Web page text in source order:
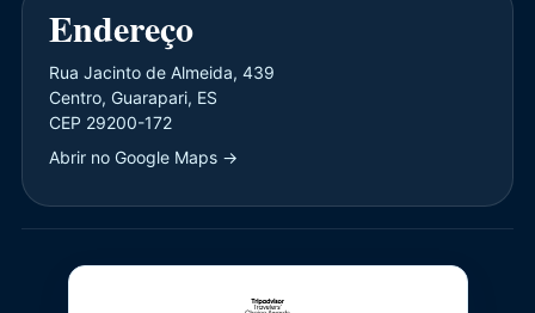
Endereço
Rua Jacinto de Almeida, 439
Centro, Guarapari, ES
CEP 29200-172
Abrir no Google Maps →